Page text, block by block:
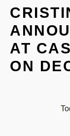
AT
ON